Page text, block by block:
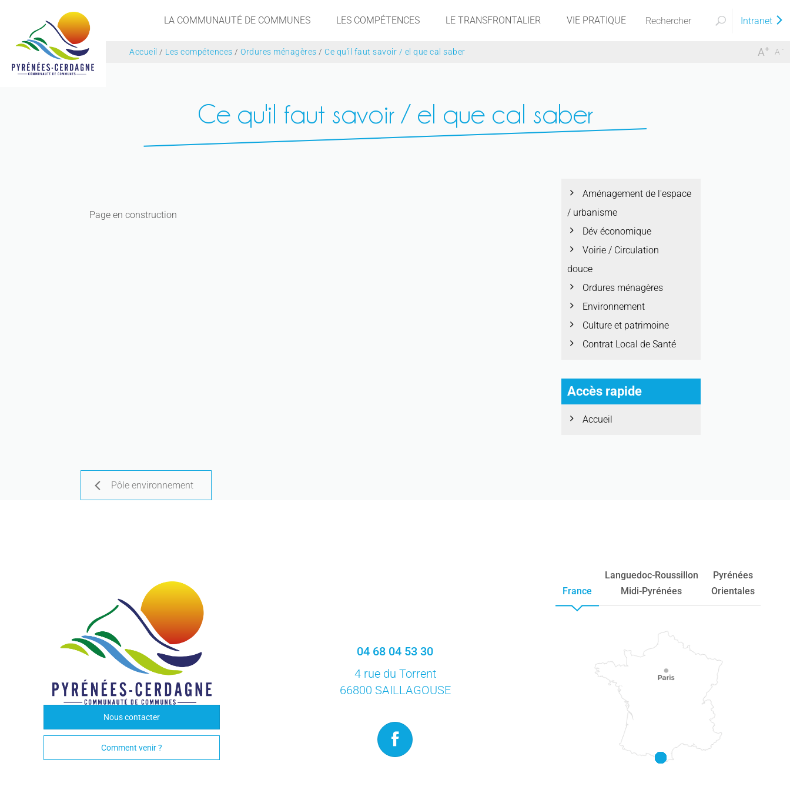
LA COMMUNAUTÉ DE COMMUNES LES COMPÉTENCES LE TRANSFRONTALIER VIE PRATIQUE Intranet
-
A
+
A
Accueil / Les compétences / Ordures ménagères / Ce qu'il faut savoir / el que cal saber
Ce qu'il faut savoir / el que cal saber
Page en construction
Aménagement de l'espace
/ urbanisme
Dév économique
Voirie / Circulation
douce
Ordures ménagères
Environnement
Culture et patrimoine
Contrat Local de Santé
Accès rapide
Accueil
Pôle environnement
Nous contacter
Comment venir ?
04 68 04 53 30
4 rue du Torrent
66800 SAILLAGOUSE
France
Languedoc-Roussillon
Midi-Pyrénées
Pyrénées
Orientales